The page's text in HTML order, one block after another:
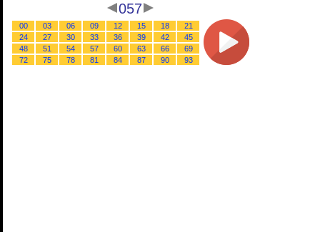
057
00 03 06 09 12 15 18
21
24
27 30 33 36 39 42
45
48
51 54 57 60 63 66
69
72
75 78 81 84 87 90 93